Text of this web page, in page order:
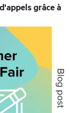
grâce à